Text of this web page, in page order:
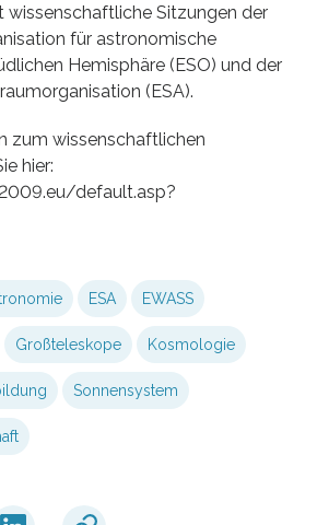
wissenschaftliche Sitzungen der
für astronomische
Hemisphäre (ESO) und der
(ESA).
zum wissenschaftlichen
hier:
default.asp?
ESA EWASS
Großteleskope Kosmologie
Sonnensystem